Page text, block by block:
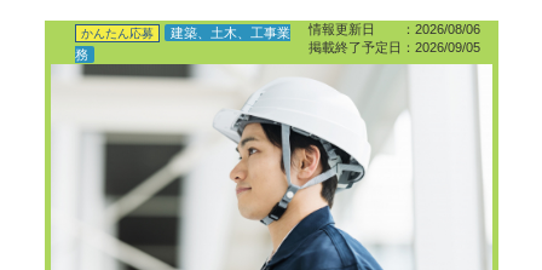
情報更新日 ：2026/08/06
掲載終了予定日：2026/09/05
かんたん応募
建築、土木、工事業
務